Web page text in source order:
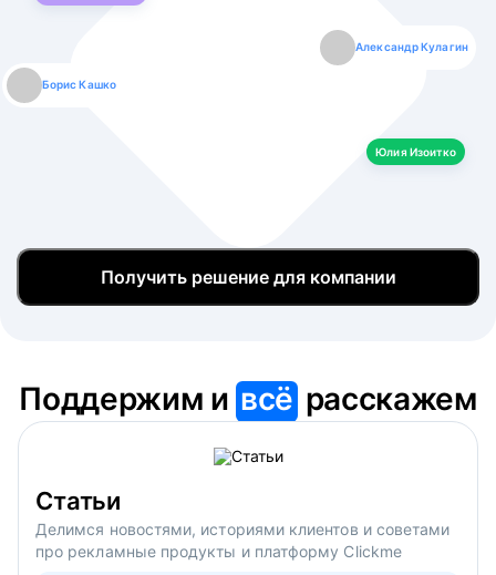
Борис Кашко
Александр Кулагин
Юлия Изоитко
Юлия Изоитко
Даниил Макаров
Александр Кулагин
Екатерина Лазаренко
Даниил Макаров
Борис Кашко
Екатерина Лазаренко
Юлия Изоитко
Получить решение для компании
Поддержим ивсё расскажем
Статьи
Делимся новостями, историями клиентов и советами
про рекламные продукты и платформу Clickme